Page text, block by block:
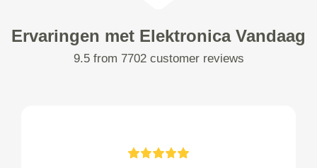
Ervaringen met Elektronica Vandaag
9.5 from 7702 customer reviews